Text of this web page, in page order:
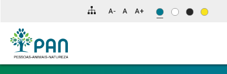
para
conteúdo
principal
da